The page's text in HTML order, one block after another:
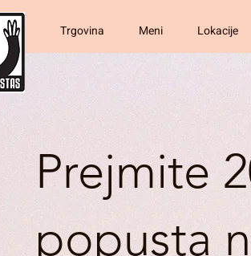
Trgovina Meni Lokacije
Prejmite
popusta